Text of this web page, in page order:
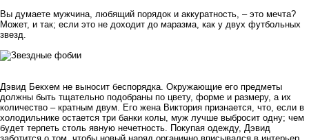
Вы думаете мужчина, любящий порядок и аккуратность, – это мечта?
Может, и так; если это не доходит до маразма, как у двух футбольных
звезд.
Дэвид Бекхем не выносит беспорядка. Окружающие его предметы
должны быть тщательно подобраны по цвету, форме и размеру, а их
количество – кратным двум. Его жена Виктория признается, что, если в
холодильнике остается три банки колы, муж лучше выбросит одну; чем
будет терпеть столь явную нечетность. Покупая одежду, Дэвид